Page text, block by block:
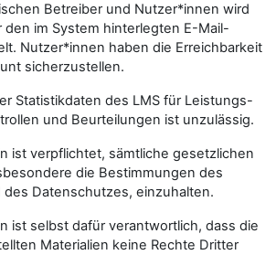
Betreiber und Nutzer*innen wird
den im System hinterlegten E-Mail-
Nutzer*innen haben die Erreichbarkeit
sicherzustellen.
Statistikdaten des LMS für Leistungs-
und Beurteilungen ist unzulässig.
ist verpflichtet, sämtliche gesetzlichen
die Bestimmungen des
Datenschutzes, einzuhalten.
ist selbst dafür verantwortlich, dass die
Materialien keine Rechte Dritter